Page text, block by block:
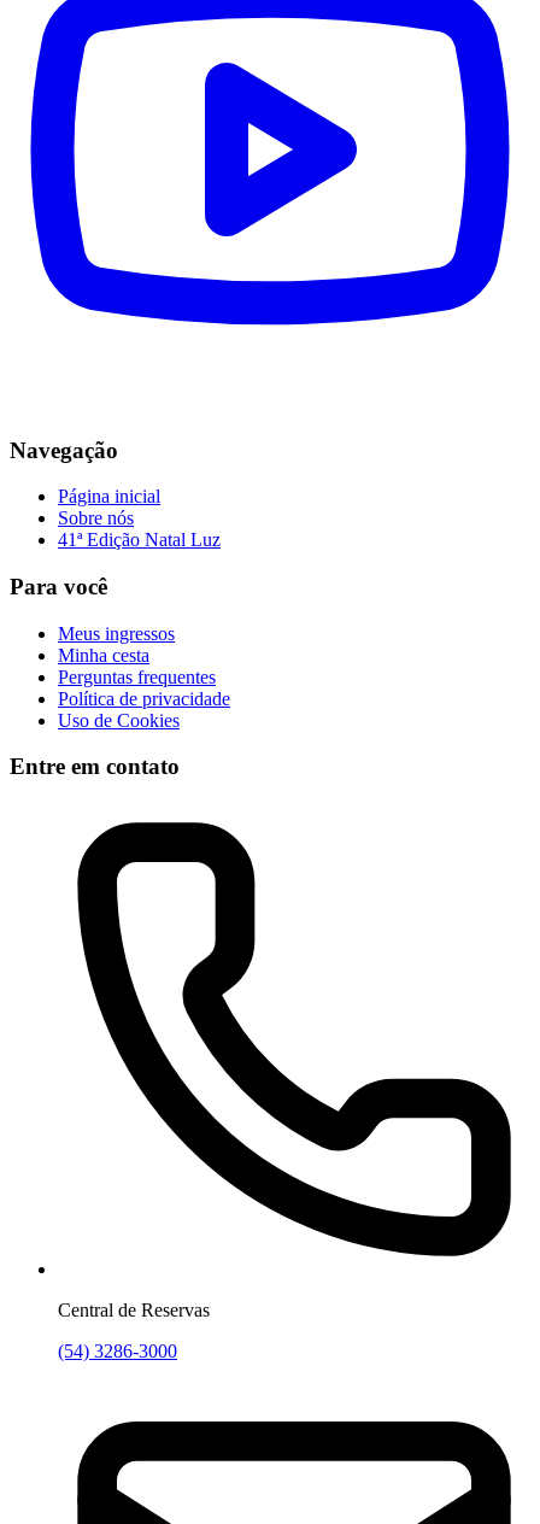
Navegação
Página inicial
Sobre nós
41ª Edição Natal Luz
Para você
Meus ingressos
Minha cesta
Perguntas frequentes
Política de privacidade
Uso de Cookies
Entre em contato
Central de Reservas
(54) 3286-3000